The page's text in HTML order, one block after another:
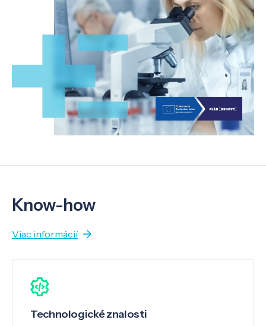
Know-how
Viac informácií
Technologické znalosti